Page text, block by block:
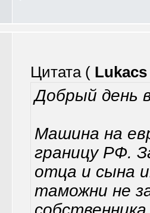
Цитата ( Lukacs
Добрый день
Машина на
границу РФ.
отца и сына
таможни не